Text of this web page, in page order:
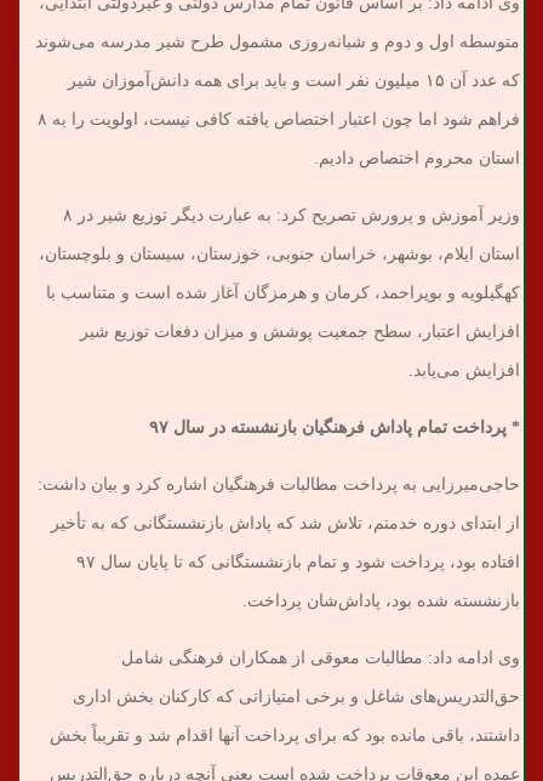
متوسطه اول و دوم و شبانه‌روزی مشمول طرح شیر مدرسه می‌شوند
که عدد آن ۱۵ میلیون نفر است و باید برای همه دانش‌آموزان شیر
فراهم شود اما چون اعتبار اختصاص یافته کافی نیست، اولویت را به ۸
استان‌ محروم اختصاص دادیم.
وزیر آموزش و پرورش تصریح کرد: به عبارت دیگر توزیع شیر در ۸
استان ایلام، بوشهر، خراسان جنوبی، خوزستان، سیستان و بلوچستان،
کهگیلویه و بویراحمد، کرمان و هرمزگان آغاز شده است و متناسب با
افزایش اعتبار، سطح جمعیت پوشش و میزان دفعات توزیع شیر
افزایش می‌یابد.
* پرداخت تمام پاداش فرهنگیان بازنشسته در سال ۹۷
حاجی‌میرزایی به پرداخت مطالبات فرهنگیان اشاره کرد و بیان داشت:
از ابتدای دوره خدمتم، تلاش شد که پاداش بازنشستگانی که به تأخیر
افتاده بود، پرداخت شود و تمام بازنشستگانی که تا پایان سال ۹۷
بازنشسته شده بود، پاداش‌شان پرداخت.
وی ادامه داد: مطالبات معوقی از همکاران فرهنگی شامل
حق‌التدریس‌های شاغل و برخی امتیازاتی که کارکنان بخش اداری
داشتند، باقی مانده بود که برای پرداخت آنها اقدام شد و تقریباً بخش
عمده این معوقات پرداخت شده است یعنی آنچه درباره حق‌التدریس